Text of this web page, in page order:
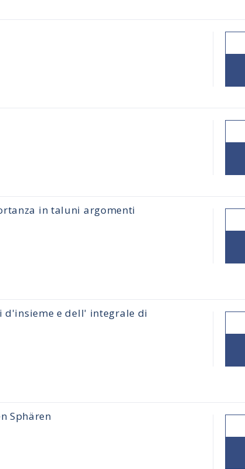
in taluni argomenti
d'insieme e dell' integrale di
Sphären